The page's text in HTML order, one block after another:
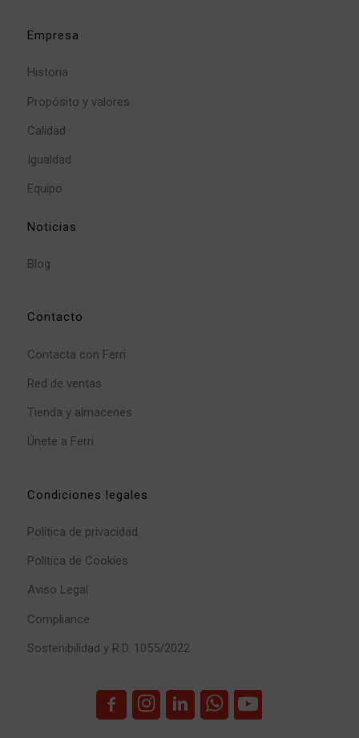
Empresa
Historia
Propósito y valores
Calidad
Igualdad
Equipo
Noticias
Blog
Contacto
Contacta con Ferri
Red de ventas
Tienda y almacenes
Únete a Ferri
Condiciones legales
Política de privacidad
Política de Cookies
Aviso Legal
Compliance
Sostenibilidad y R.D. 1055/2022